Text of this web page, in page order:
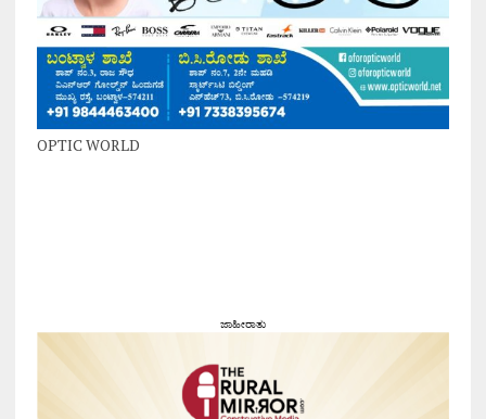
OPTIC WORLD
ಜಾಹೀರಾತು